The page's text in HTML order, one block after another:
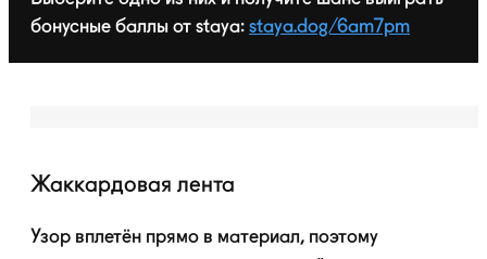
бонусные баллы от staya: staya.dog/6am7pm
Жаккардовая лента
Узор вплетён прямо в материал, поэтому